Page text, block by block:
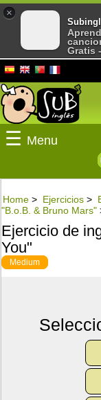
☰ Menu
Home > Ejercicios >
"B.o.B. & Bruno Mars"
Ejercicio de
You"
Medium
×
Gratis